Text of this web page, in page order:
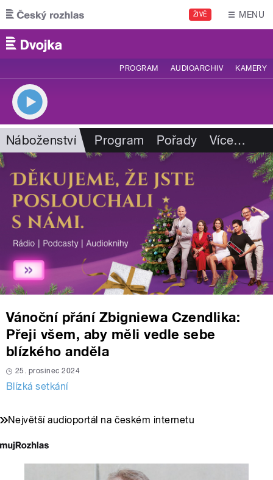
Přejít k hlavnímu obsahu
ŽIVĚ MENU
PROGRAM AUDIOARCHIV KAMERY
Náboženství Program Pořady Více…
Vánoční přání Zbigniewa Czendlika:
Přeji všem, aby měli vedle sebe
blízkého anděla
25. prosinec 2024
Blízká setkání
Největší audioportál na českém internetu